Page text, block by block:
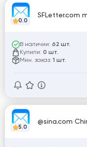
0.0
SFLetter.com
В наличии: 62 шт.
Купили: 0 шт.
Мин. заказ: 1 шт.
5.0
@sina.com